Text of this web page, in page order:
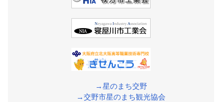
→星のまち交野
→交野市星のまち観光協会